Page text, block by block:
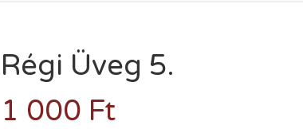
Régi Üveg 5.
1 000 Ft